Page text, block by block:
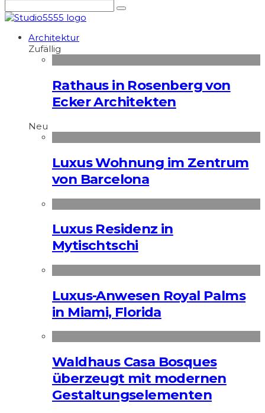
Architektur
Zufällig
Rathaus in Rosenberg von
Ecker Architekten
Neu
Luxus Wohnung im Zentrum
von Barcelona
Luxus Residenz in
Mytischtschi
Luxus-Anwesen Royal Palms
in Miami, Florida
Waldhaus Casa Bosques
überzeugt mit modernen
Gestaltungselementen